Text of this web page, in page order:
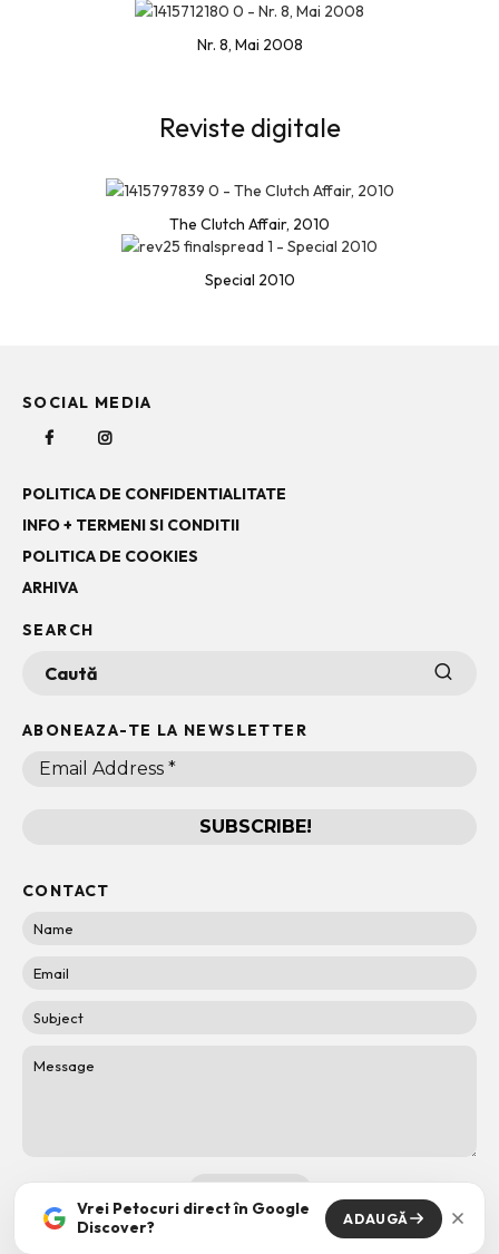
Nr. 8, Mai 2008
Reviste digitale
The Clutch Affair, 2010
Special 2010
SOCIAL MEDIA
POLITICA DE CONFIDENTIALITATE
INFO + TERMENI SI CONDITII
POLITICA DE COOKIES
ARHIVA
SEARCH
ABONEAZA-TE LA NEWSLETTER
CONTACT
Vrei Petocuri direct în Google
Discover?
ADAUGĂ